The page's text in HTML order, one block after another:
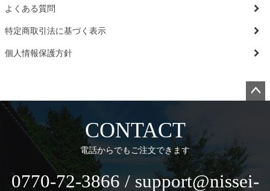
よくある質問
特定商取引法に基づく表示
個人情報保護方針
CONTACT
電話からでもご注文できます
0770-72-3866 / support@nissei-